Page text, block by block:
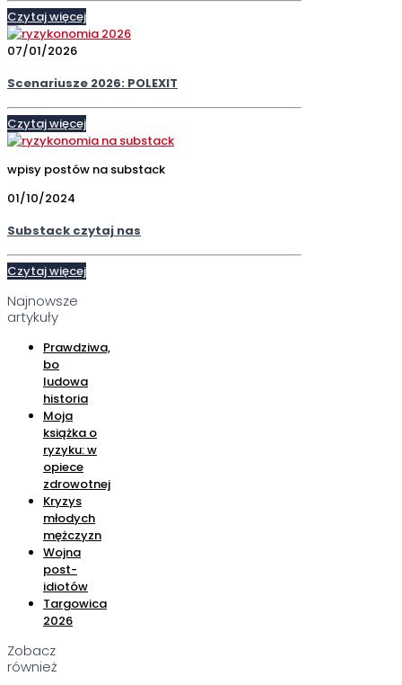
Czytaj więcej
07/01/2026
Scenariusze 2026: POLEXIT
Czytaj więcej
wpisy postów na substack
01/10/2024
Substack czytaj nas
Czytaj więcej
Najnowsze
artykuły
Prawdziwa,
bo
ludowa
historia
Moja
książka o
ryzyku: w
opiece
zdrowotnej
Kryzys
młodych
mężczyzn
Wojna
post-
idiotów
Targowica
2026
Zobacz
również